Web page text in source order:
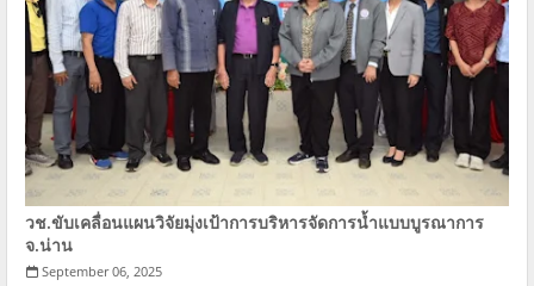
วช.ขับเคลื่อนแผนวิจัยมุ่งเป้าการบริหารจัดการนํ้าแบบบูรณาการ
จ.น่าน
September 06, 2025